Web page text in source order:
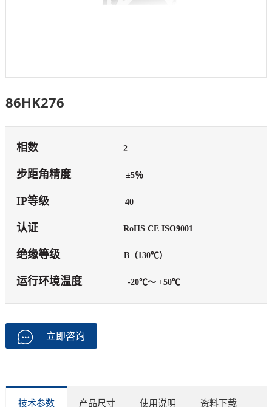
86HK276
相数 2
步距角精度 ±5％
IP等级 40
认证 RoHS CE ISO9001
绝缘等级 B（130℃）
运行环境温度 -20℃～ +50℃
立即咨询
技术参数 产品尺寸 使用说明 资料下载